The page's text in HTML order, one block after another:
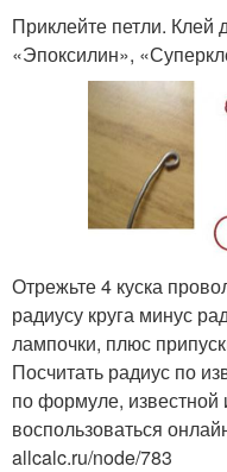
Приклейте петли. Клей
«Эпоксилин»,
Отрежьте 4 куска
радиусу круга минус
лампочки, плюс
Посчитать радиус по
по формуле,
воспользоваться
allcalc.ru/node/783